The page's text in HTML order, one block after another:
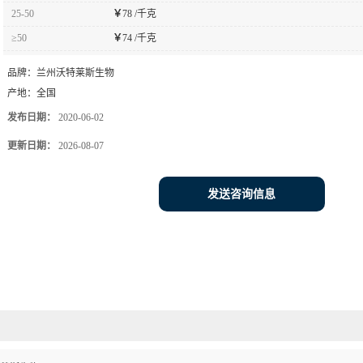
25-50 ￥78 /千克
≥50 ￥74 /千克
品牌： 兰州沃特莱斯生物
产地： 全国
发布日期： 2020-06-02
更新日期： 2026-08-07
发送咨询信息